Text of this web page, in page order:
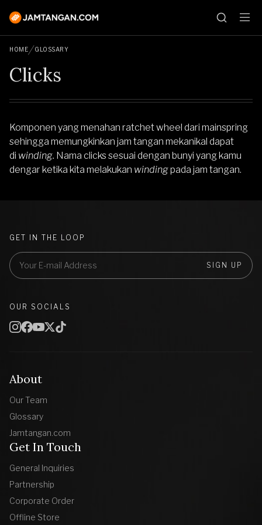
HOME GLOSSARY
Clicks
Komponen yang menahan ratchet wheel dari mainspring
sehingga memungkinkan jam tangan mekanikal dapat
di winding. Nama clicks sesuai dengan bunyi yang kamu
dengar ketika kita melakukan windingpada jam tangan.
About
Our Team
Glossary
Jamtangan.com
Get In Touch
General Inquiries
Partnership
Corporate Order
Offline Store
GET IN THE LOOP
SIGN UP
OUR SOCIALS